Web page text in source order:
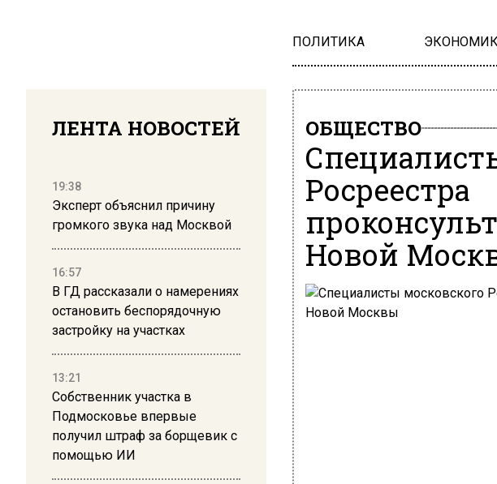
ПОЛИТИКА
ЛЕНТА НОВОСТЕЙ
19:38
Эксперт объяснил причину
громкого звука над Москвой
16:57
В ГД рассказали о намерениях
остановить беспорядочную
застройку на участках
13:21
Собственник участка в
Подмосковье впервые
получил штраф за борщевик с
помощью ИИ
ОБЩЕСТВО
Росреестра
Новой